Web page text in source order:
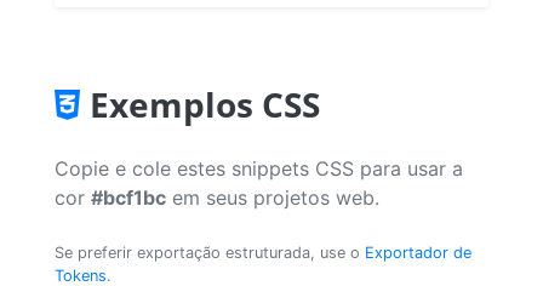
Exemplos CSS
Copie e cole estes snippets CSS para usar a
cor #bcf1bc em seus projetos web.
Se preferir exportação estruturada, use o Exportador de
Tokens.